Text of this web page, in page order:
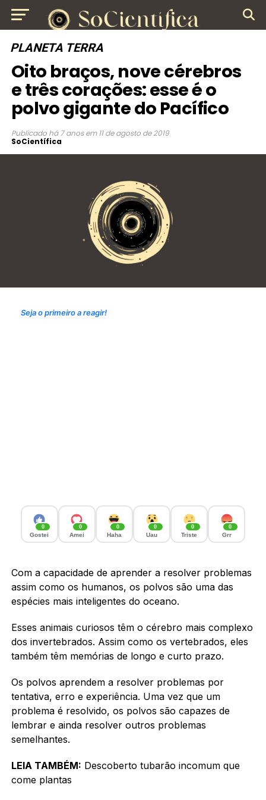
PLANETA TERRA
Oito braços, nove cérebros
e três corações: esse é o
polvo gigante do Pacífico
Publicado há 7 anos em 11 de agosto de 2019
SoCientífica
Seja o primeiro a reagir!
0
Gostei
0
Amei
0
Haha
0
Uau
0
Triste
0
Grr
Com a capacidade de aprender a resolver problemas
assim como os humanos, os polvos são uma das
espécies mais inteligentes do oceano.
Esses animais curiosos têm o cérebro mais complexo
dos invertebrados. Assim como os vertebrados, eles
também têm memórias de longo e curto prazo.
Os polvos aprendem a resolver problemas por
tentativa, erro e experiência. Uma vez que um
problema é resolvido, os polvos são capazes de
lembrar e ainda resolver outros problemas
semelhantes.
LEIA TAMBÉM: Descoberto tubarão incomum que
come plantas